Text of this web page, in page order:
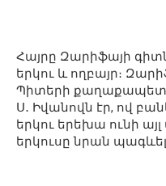
Հայրը Զարիֆայի
երկու և ողբայր։
Պիտերի քաղաքապետի
Ս․ Իվանովն էր, ով
երկու երեխա ունի այլ
երկուսը նրան